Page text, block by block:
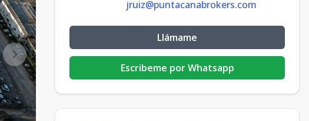
jruiz@puntacanabrokers.com
Llámame
Escribeme por Whatsapp